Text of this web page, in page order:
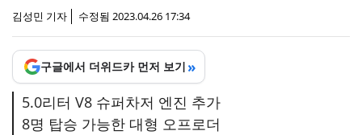
김성민 기자 수정됨 2023.04.26 17:34
구글에서 더위드카 먼저 보기 »
5.0리터 V8 슈퍼차저 엔진 추가
8명 탑승 가능한 대형 오프로더